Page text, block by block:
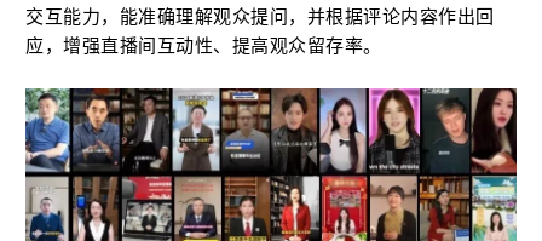
交互能力，能准确理解观众提问，并根据评论内容作出回
应，增强直播间互动性、提高观众留存率。